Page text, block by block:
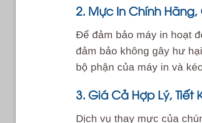
2. Mực In Chính
Để đảm bảo máy in hoạt
đảm bảo không gây hư
bộ phận của máy in và
3. Giá Cả Hợp Lý, Tiết
Dịch vụ thay mực của